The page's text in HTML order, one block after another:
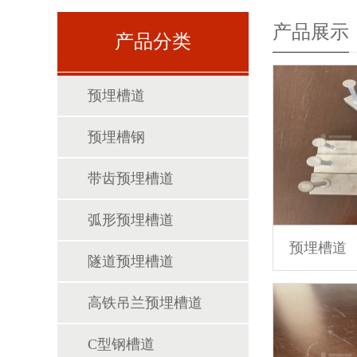
产品分类
预埋槽道
预埋槽钢
带齿预埋槽道
弧形预埋槽道
隧道预埋槽道
高铁吊兰预埋槽道
C型钢槽道
产品展示
预埋槽道